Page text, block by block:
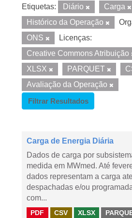
Etiquetas: Diário
Carga
Histórico da Operação
ONS
Licenças:
Creative Commons Atribuição
XLSX
PARQUET
Avaliação da Operação
Filtrar Resultados
Carga de Energia Diária
Dados de carga por
medida em MWmed. Até
dados representam a carga
despachadas e/ou
com...
PDF CSV XLSX